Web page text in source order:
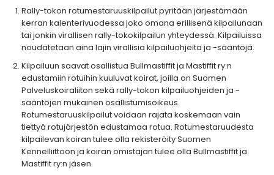
Rally-tokon rotumestaruuskilpailut pyritään järjestämään
kerran kalenterivuodessa joko omana erillisenä kilpailunaan
tai jonkin virallisen rally-tokokilpailun yhteydessä. Kilpailuissa
noudatetaan aina lajin virallisia kilpailuohjeita ja -sääntöjä.
Kilpailuun saavat osallistua Bullmastiffit ja Mastiffit ry:n
edustamiin rotuihin kuuluvat koirat, joilla on Suomen
Palveluskoiraliiton sekä rally-tokon kilpailuohjeiden ja -
sääntöjen mukainen osallistumisoikeus.
Rotumestaruuskilpailut voidaan rajata koskemaan vain
tiettyä rotujärjestön edustamaa rotua. Rotumestaruudesta
kilpailevan koiran tulee olla rekisteröity Suomen
Kennelliittoon ja koiran omistajan tulee olla Bullmastiffit ja
Mastiffit ry:n jäsen.